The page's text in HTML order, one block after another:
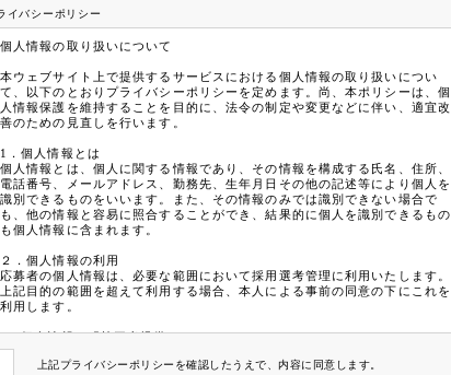
イバシーポリシー
個人情報の取り扱いについて
本ウェブサイト上で提供するサービスにおける個人情報の取り扱いについ
て、以下のとおりプライバシーポリシーを定めます。尚、本ポリシーは、個
人情報保護を維持することを目的に、法令の制定や変更などに伴い、適宜改
善のための見直しを行います。
1．個人情報とは
個人情報とは、個人に関する情報であり、その情報を構成する氏名、住所、
電話番号、メールアドレス、勤務先、生年月日その他の記述等により個人を
識別できるものをいいます。また、その情報のみでは識別できない場合で
も、他の情報と容易に照合することができ、結果的に個人を識別できるもの
も個人情報に含まれます。
２．個人情報の利用
応募者の個人情報は、必要な範囲において採用選考管理に利用いたします。
上記目的の範囲を超えて利用する場合、本人による事前の同意の下にこれを
利用します。
3．個人情報の「第三者提供」について
法令に定める場合を除き、取得した個人情報を予めご本人の同意を得ること
なく、第三者に提供または開示いたしません。
上記プライバシーポリシーを確認したうえで、内容に同意します。